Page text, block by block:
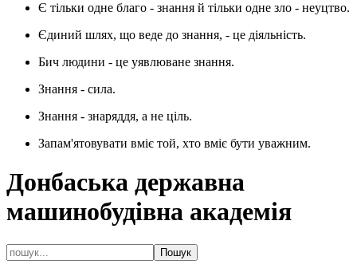
Є тільки одне благо - знання й тільки одне зло - неуцтво.
Єдиний шлях, що веде до знання, - це діяльність.
Бич людини - це уявлюване знання.
Знання - сила.
Знання - знаряддя, а не ціль.
Запам'ятовувати вміє той, хто вміє бути уважним.
Донбаська державна
машинобудівна академія